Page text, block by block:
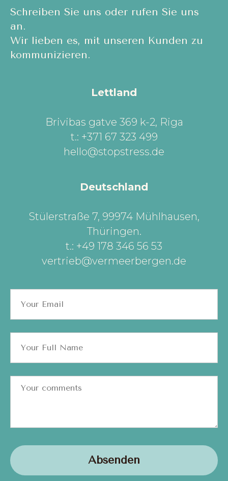
Schreiben Sie uns oder rufen Sie uns
an.
Wir lieben es, mit unseren Kunden zu
kommunizieren.
Lettland
Brivibas gatve 369 k-2, Riga
t.: +371 67 323 499
hello@stopstress.de
Deutschland
Stülerstraße 7, 99974 Mühlhausen,
Thüringen.
t.: +49 178 346 56 53
vertrieb@vermeerbergen.de
Absenden